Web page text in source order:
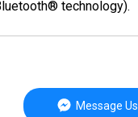
technology).
Message Us